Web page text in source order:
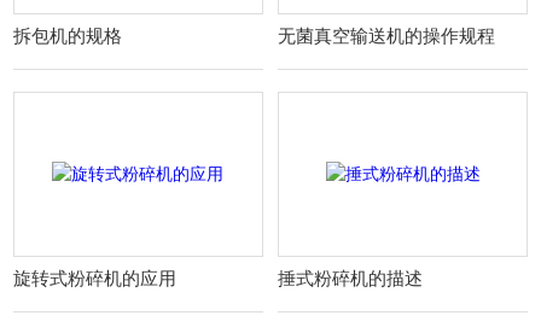
拆包机的规格 无菌真空输送机的操作规程
旋转式粉碎机的应用 捶式粉碎机的描述